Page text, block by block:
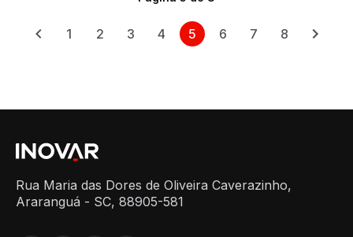
1 2 3 4 5 6 7 8
Rua Maria das Dores de Oliveira Caverazinho,
Araranguá - SC, 88905-581